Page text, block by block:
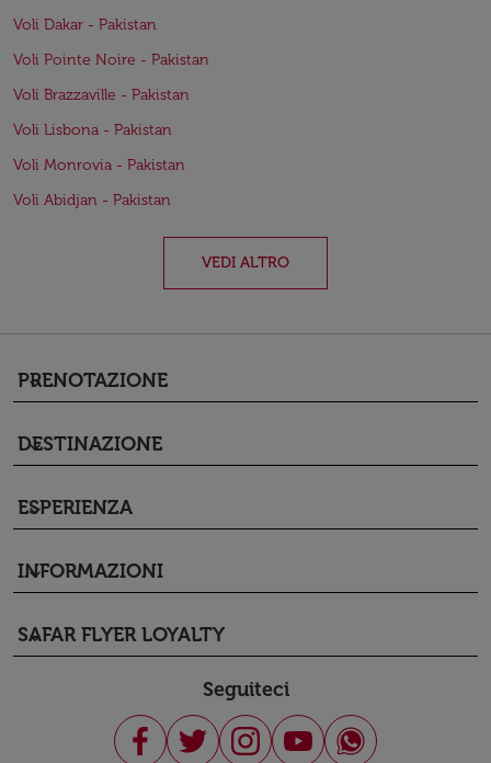
Voli Dakar - Pakistan
Voli Pointe Noire - Pakistan
Voli Brazzaville - Pakistan
Voli Lisbona - Pakistan
Voli Monrovia - Pakistan
Voli Abidjan - Pakistan
VEDI ALTRO
PRENOTAZIONE
keyboard_arrow_down
DESTINAZIONE
keyboard_arrow_down
ESPERIENZA
keyboard_arrow_down
INFORMAZIONI
keyboard_arrow_down
SAFAR FLYER LOYALTY
keyboard_arrow_down
Seguiteci